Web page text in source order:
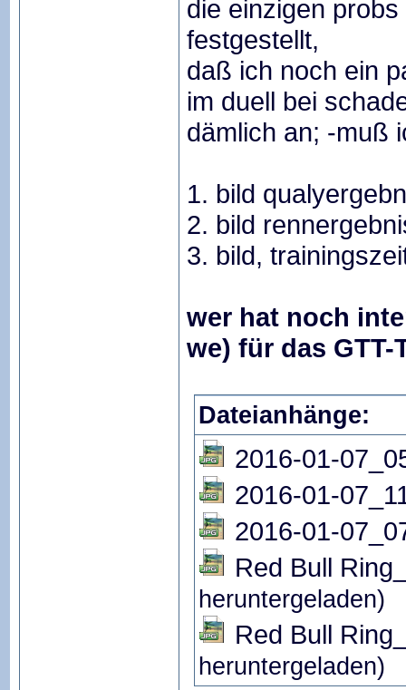
die einzigen
festgestellt,
daß ich noch ein
im duell bei
dämlich an; -muß
1. bild
2. bild
3. bild,
wer hat noch
we) für das
Dateianhänge:
2016-01-
2016-01-
2016-01-
Red Bull
heruntergeladen)
Red Bull
heruntergeladen)